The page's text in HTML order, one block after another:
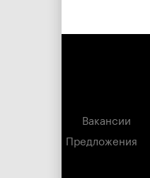
Вакансии
Предложения